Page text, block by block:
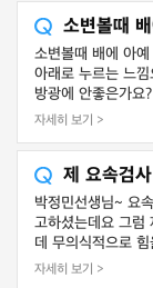
소변볼때
소변볼때 배에 아
아래로 누르는 느
방광에 안좋은가요
자세히 보기 >
제 요속검
박정민선생님~ 요
고하셨는데요 그럼
데 무의식적으로
자세히 보기 >